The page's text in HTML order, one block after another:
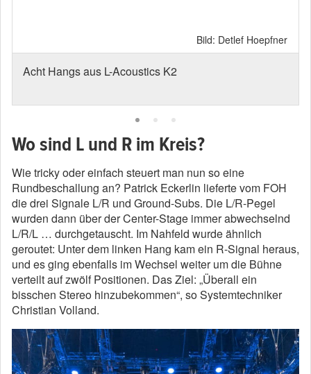
Bild: Detlef Hoepfner
Acht Hangs aus L-Acoustics K2
Wo sind L und R im Kreis?
Wie tricky oder einfach steuert man nun so eine
Rundbeschallung an? Patrick Eckerlin lieferte vom FOH
die drei Signale L/R und Ground-Subs. Die L/R-Pegel
wurden dann über der Center-Stage immer abwechselnd
L/R/L … durchgetauscht. Im Nahfeld wurde ähnlich
geroutet: Unter dem linken Hang kam ein R-Signal heraus,
und es ging ebenfalls im Wechsel weiter um die Bühne
verteilt auf zwölf Positionen. Das Ziel: „Überall ein
bisschen Stereo hinzubekommen“, so Systemtechniker
Christian Volland.